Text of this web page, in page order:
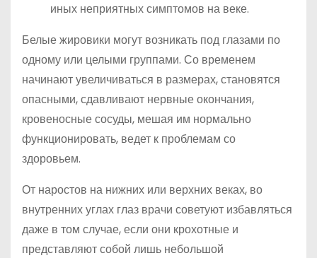
иных неприятных симптомов на веке.
Белые жировики могут возникать под глазами по
одному или целыми группами. Со временем
начинают увеличиваться в размерах, становятся
опасными, сдавливают нервные окончания,
кровеносные сосуды, мешая им нормально
функционировать, ведет к проблемам со
здоровьем.
От наростов на нижних или верхних веках, во
внутренних углах глаз врачи советуют избавляться
даже в том случае, если они крохотные и
представляют собой лишь небольшой